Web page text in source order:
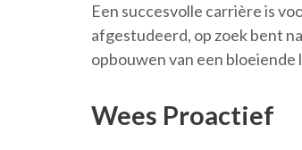
Een succesvolle carrière is
afgestudeerd, op zoek bent
opbouwen van een
Wees Proactief